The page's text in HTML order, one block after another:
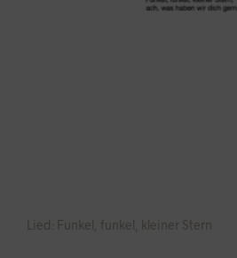
Lied: Funkel, funkel, kleiner Stern